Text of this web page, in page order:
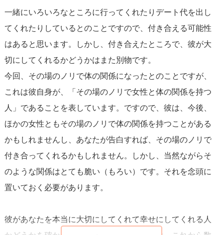
一緒にいろいろなところに行ってくれたりデート代を出し
てくれたりしているとのことですので、付き合える可能性
はあると思います。しかし、付き合えたところで、彼が大
切にしてくれるかどうかはまた別物です。
今回、その場のノリで体の関係になったとのことですが、
これは彼自身が、「その場のノリで女性と体の関係を持つ
人」であることを表しています。ですので、彼は、今後、
ほかの女性ともその場のノリで体の関係を持つことがある
かもしれませんし、あなたが告白すれば、その場のノリで
付き合ってくれるかもしれません。しかし、当然ながらそ
のような関係はとても脆い（もろい）です。それを念頭に
置いておく必要があります。
彼があなたを本当に大切にしてくれて幸せにしてくれる人